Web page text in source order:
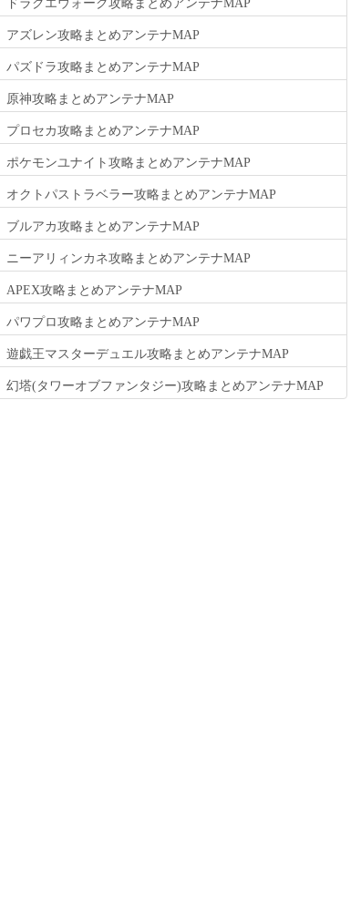
アズレン攻略まとめアンテナMAP
パズドラ攻略まとめアンテナMAP
原神攻略まとめアンテナMAP
プロセカ攻略まとめアンテナMAP
ポケモンユナイト攻略まとめアンテナMAP
オクトパストラベラー攻略まとめアンテナMAP
ブルアカ攻略まとめアンテナMAP
ニーアリィンカネ攻略まとめアンテナMAP
APEX攻略まとめアンテナMAP
パワプロ攻略まとめアンテナMAP
遊戯王マスターデュエル攻略まとめアンテナMAP
幻塔(タワーオブファンタジー)攻略まとめアンテナMAP